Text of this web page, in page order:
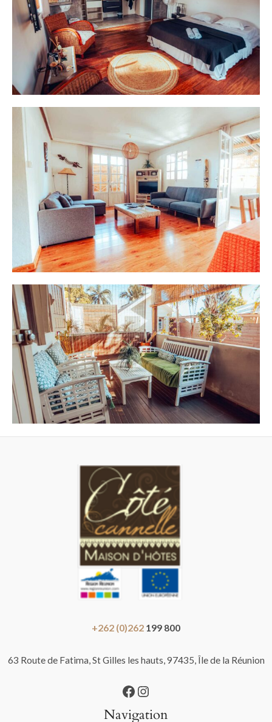
+262 (0)262 199 800
63 Route de Fatima, St Gilles les hauts, 97435, Île de la Réunion
Navigation